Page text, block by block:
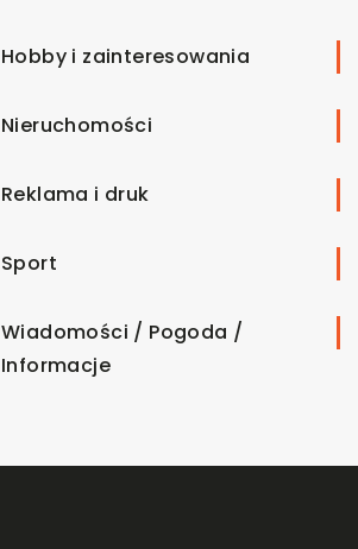
Hobby i zainteresowania
Nieruchomości
Reklama i druk
Sport
Wiadomości / Pogoda /
Informacje